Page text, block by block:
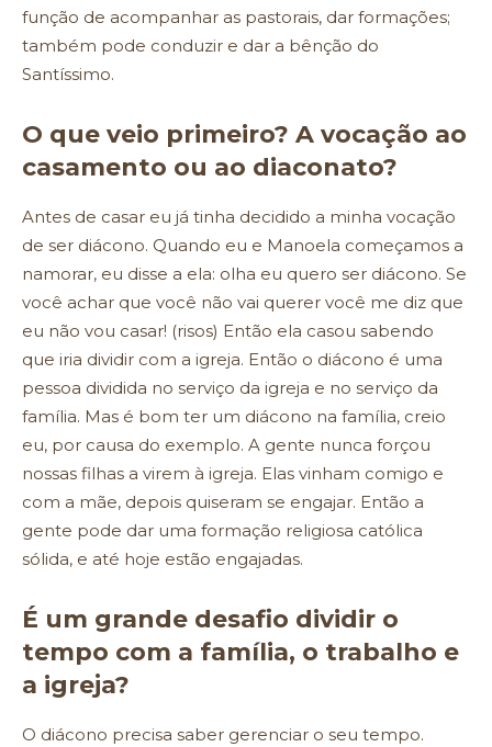
função de acompanhar as pastorais, dar formações;
também pode conduzir e dar a bênção do
Santíssimo.
O que veio primeiro? A vocação ao
casamento ou ao diaconato?
Antes de casar eu já tinha decidido a minha vocação
de ser diácono. Quando eu e Manoela começamos a
namorar, eu disse a ela: olha eu quero ser diácono. Se
você achar que você não vai querer você me diz que
eu não vou casar! (risos) Então ela casou sabendo
que iria dividir com a igreja. Então o diácono é uma
pessoa dividida no serviço da igreja e no serviço da
família. Mas é bom ter um diácono na família, creio
eu, por causa do exemplo. A gente nunca forçou
nossas filhas a virem à igreja. Elas vinham comigo e
com a mãe, depois quiseram se engajar. Então a
gente pode dar uma formação religiosa católica
sólida, e até hoje estão engajadas.
É um grande desafio dividir o
tempo com a família, o trabalho e
a igreja?
O diácono precisa saber gerenciar o seu tempo.